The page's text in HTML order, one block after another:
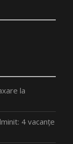
la
4 vacanțe